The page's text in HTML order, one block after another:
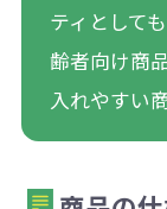
ティとして
齢者向け商
入れやすい